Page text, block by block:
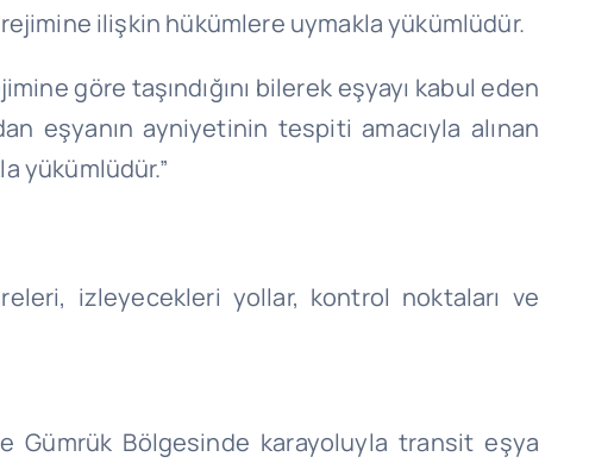
ilişkin hükümlere uymakla yükümlüdür.
göre taşındığını bilerek eşyayı kabul eden
eşyanın ayniyetinin tespiti amacıyla alınan
yükümlüdür.”
izleyecekleri yollar, kontrol noktaları ve
Gümrük Bölgesinde karayoluyla transit eşya